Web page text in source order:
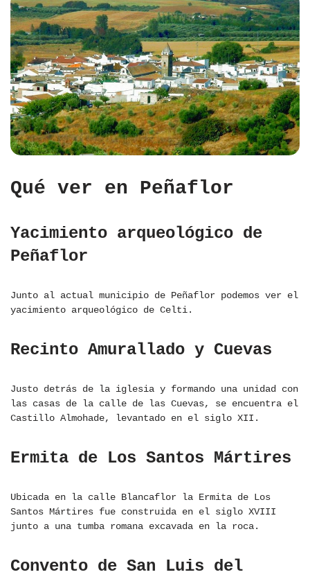
Qué ver en Peñaflor
Yacimiento arqueológico de
Peñaflor
Junto al actual municipio de Peñaflor podemos ver el
yacimiento arqueológico de Celti.
Recinto Amurallado y Cuevas
Justo detrás de la iglesia y formando una unidad con
las casas de la calle de las Cuevas, se encuentra el
Castillo Almohade, levantado en el siglo XII.
Ermita de Los Santos Mártires
Ubicada en la calle Blancaflor la Ermita de Los
Santos Mártires fue construida en el siglo XVIII
junto a una tumba romana excavada en la roca.
Convento de San Luis del